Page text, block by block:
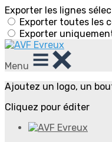
Exporter les lignes
Exporter toutes les
Exporter
Menu
Ajoutez un logo, un
Cliquez pour éditer